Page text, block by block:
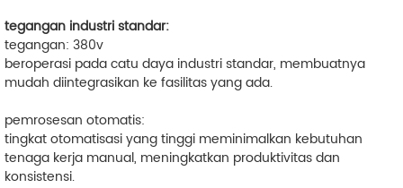
tegangan industri standar:
tegangan: 380v
beroperasi pada catu daya industri standar, membuatnya
mudah diintegrasikan ke fasilitas yang ada.
pemrosesan otomatis:
tingkat otomatisasi yang tinggi meminimalkan kebutuhan
tenaga kerja manual, meningkatkan produktivitas dan
konsistensi.